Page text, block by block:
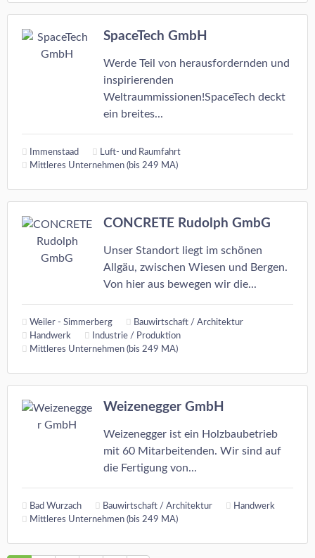
SpaceTech GmbH
Werde Teil von herausfordernden und
inspirierenden
Weltraummissionen!SpaceTech deckt
ein breites...
Immenstaad
Luft- und Raumfahrt
Mittleres Unternehmen (bis 249 MA)
CONCRETE Rudolph GmbG
Unser Standort liegt im schönen
Allgäu, zwischen Wiesen und Bergen.
Von hier aus bewegen wir die...
Weiler - Simmerberg
Bauwirtschaft / Architektur
Handwerk
Industrie / Produktion
Mittleres Unternehmen (bis 249 MA)
Weizenegger GmbH
Weizenegger ist ein Holzbaubetrieb
mit 60 Mitarbeitenden. Wir sind auf
die Fertigung von...
Bad Wurzach Bauwirtschaft / Architektur
Handwerk
Mittleres Unternehmen (bis 249 MA)